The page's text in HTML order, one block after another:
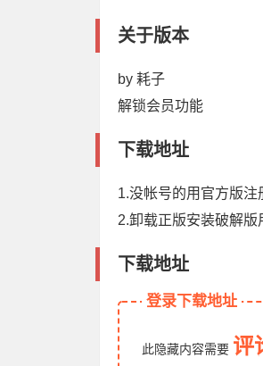
关于版本
by 耗子
解锁会员功能
下载地址
1.没帐号的用官方版
2.卸载正版安装破解
下载地址
登录下载地址
此隐藏内容需要 评